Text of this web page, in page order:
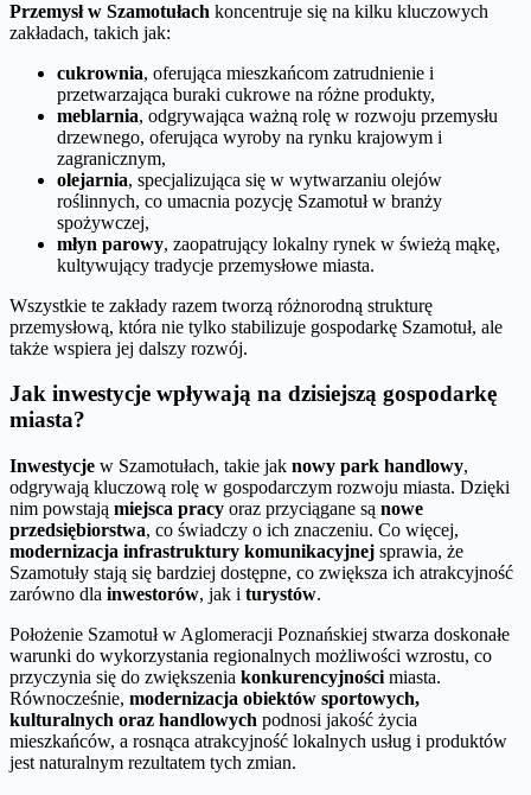
Przemysł w Szamotułach koncentruje się na kilku kluczowych
zakładach, takich jak:
cukrownia, oferująca mieszkańcom zatrudnienie i
przetwarzająca buraki cukrowe na różne produkty,
meblarnia, odgrywająca ważną rolę w rozwoju przemysłu
drzewnego, oferująca wyroby na rynku krajowym i
zagranicznym,
olejarnia, specjalizująca się w wytwarzaniu olejów
roślinnych, co umacnia pozycję Szamotuł w branży
spożywczej,
młyn parowy, zaopatrujący lokalny rynek w świeżą mąkę,
kultywujący tradycje przemysłowe miasta.
Wszystkie te zakłady razem tworzą różnorodną strukturę
przemysłową, która nie tylko stabilizuje gospodarkę Szamotuł, ale
także wspiera jej dalszy rozwój.
Jak inwestycje wpływają na dzisiejszą gospodarkę
miasta?
Inwestycje w Szamotułach, takie jak nowy park handlowy,
odgrywają kluczową rolę w gospodarczym rozwoju miasta. Dzięki
nim powstają miejsca pracy oraz przyciągane są nowe
przedsiębiorstwa, co świadczy o ich znaczeniu. Co więcej,
modernizacja infrastruktury komunikacyjnej sprawia, że
Szamotuły stają się bardziej dostępne, co zwiększa ich atrakcyjność
zarówno dla inwestorów, jak i turystów.
Położenie Szamotuł w Aglomeracji Poznańskiej stwarza doskonałe
warunki do wykorzystania regionalnych możliwości wzrostu, co
przyczynia się do zwiększenia konkurencyjności miasta.
Równocześnie, modernizacja obiektów sportowych,
kulturalnych oraz handlowych podnosi jakość życia
mieszkańców, a rosnąca atrakcyjność lokalnych usług i produktów
jest naturalnym rezultatem tych zmian.